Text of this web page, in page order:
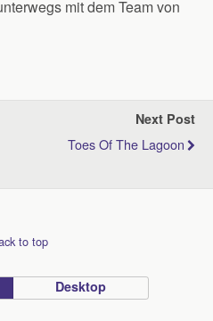
mit dem Team von
Next Post
Toes Of The Lagoon
to top
Desktop